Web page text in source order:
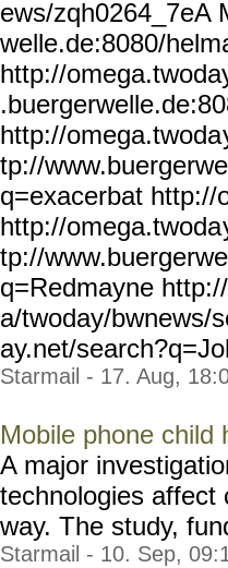
ews/zqh0264_7eA
welle.de:8080/
http://
http://omega.twoda
tp://
q=exacerbat http://
http://omega.twoda
tp://
q=Redmayne
a/twoday/bwnews/
ay.net/
Starmail - 17. Aug,
Mobile phone child
A major
technologies affect
way. The study,
Starmail - 10. Sep,